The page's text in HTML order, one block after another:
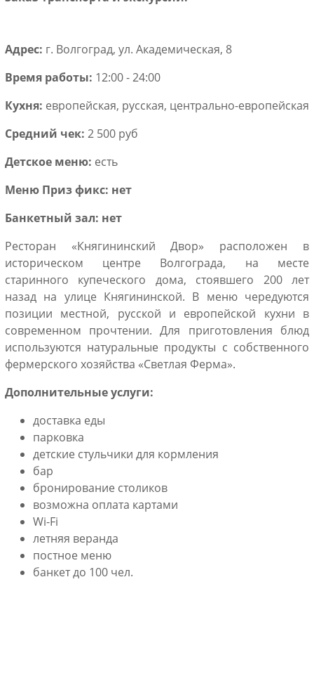
Адрес: г. Волгоград, ул. Академическая, 8
Время работы: 12:00 - 24:00
Кухня: европейская, русская, центрально-европейская
Средний чек: 2 500 руб
Детское меню: есть
Меню Приз фикс: нет
Банкетный зал: нет
Ресторан «Княгининский Двор» расположен в
историческом центре Волгограда, на месте
старинного купеческого дома, стоявшего 200 лет
назад на улице Княгининской. В меню чередуются
позиции местной, русской и европейской кухни в
современном прочтении. Для приготовления блюд
используются натуральные продукты с собственного
фермерского хозяйства «Светлая Ферма».
Дополнительные услуги:
доставка еды
парковка
детские стульчики для кормления
бар
бронирование столиков
возможна оплата картами
Wi-Fi
летняя веранда
постное меню
банкет до 100 чел.